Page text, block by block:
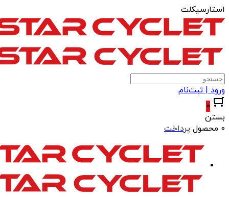
استارسیکلت
ورود | ثبت‌نام
0
بستن
0 محصول
پرداخت